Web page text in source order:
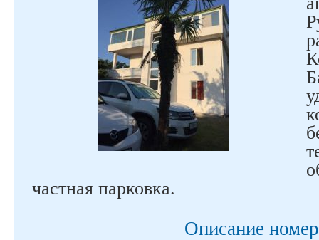
частная парковка.
Описание